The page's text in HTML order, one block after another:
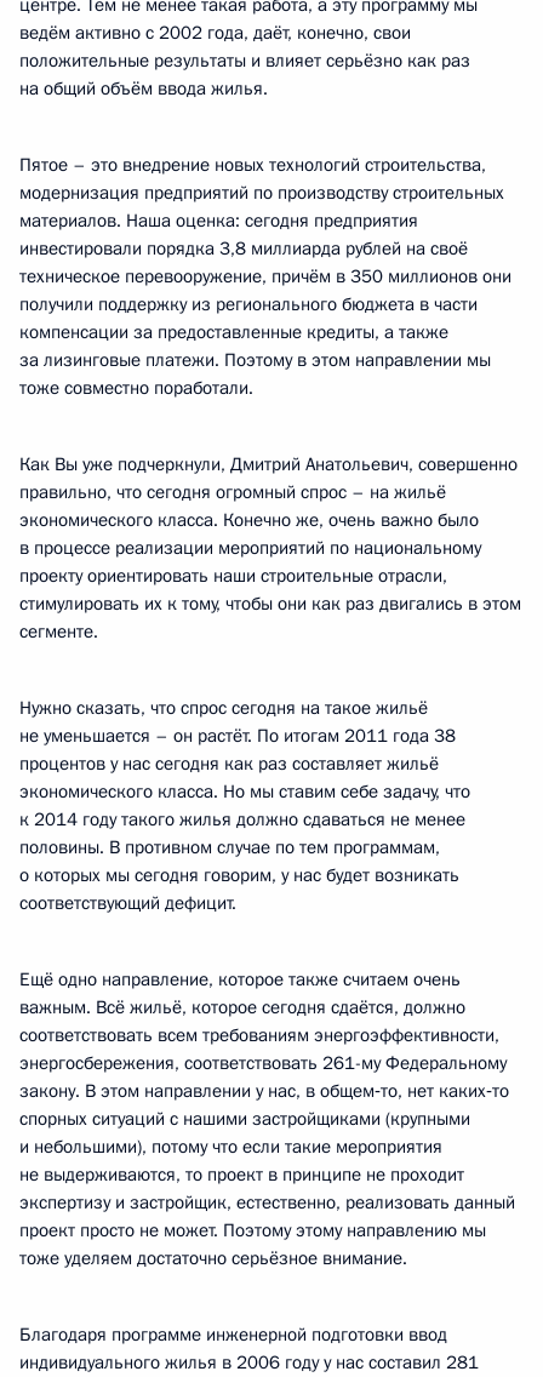
центре. Тем не менее такая работа, а эту программу мы
ведём активно с 2002 года, даёт, конечно, свои
положительные результаты и влияет серьёзно как раз
на общий объём ввода жилья.
Пятое – это внедрение новых технологий строительства,
модернизация предприятий по производству строительных
материалов. Наша оценка: сегодня предприятия
инвестировали порядка 3,8 миллиарда рублей на своё
техническое перевооружение, причём в 350 миллионов они
получили поддержку из регионального бюджета в части
компенсации за предоставленные кредиты, а также
за лизинговые платежи. Поэтому в этом направлении мы
тоже совместно поработали.
Как Вы уже подчеркнули, Дмитрий Анатольевич, совершенно
правильно, что сегодня огромный спрос – на жильё
экономического класса. Конечно же, очень важно было
в процессе реализации мероприятий по национальному
проекту ориентировать наши строительные отрасли,
стимулировать их к тому, чтобы они как раз двигались в этом
сегменте.
Нужно сказать, что спрос сегодня на такое жильё
не уменьшается – он растёт. По итогам 2011 года 38
процентов у нас сегодня как раз составляет жильё
экономического класса. Но мы ставим себе задачу, что
к 2014 году такого жилья должно сдаваться не менее
половины. В противном случае по тем программам,
о которых мы сегодня говорим, у нас будет возникать
соответствующий дефицит.
Ещё одно направление, которое также считаем очень
важным. Всё жильё, которое сегодня сдаётся, должно
соответствовать всем требованиям энергоэффективности,
энергосбережения, соответствовать 261-му Федеральному
закону. В этом направлении у нас, в общем‑то, нет каких‑то
спорных ситуаций с нашими застройщиками (крупными
и небольшими), потому что если такие мероприятия
не выдерживаются, то проект в принципе не проходит
экспертизу и застройщик, естественно, реализовать данный
проект просто не может. Поэтому этому направлению мы
тоже уделяем достаточно серьёзное внимание.
Благодаря программе инженерной подготовки ввод
индивидуального жилья в 2006 году у нас составил 281